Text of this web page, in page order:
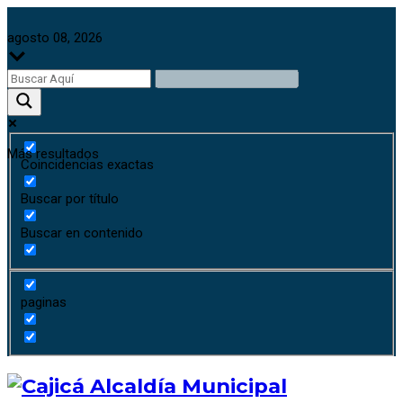
agosto 08, 2026
Más resultados
Coincidencias exactas
Buscar por título
Buscar en contenido
paginas